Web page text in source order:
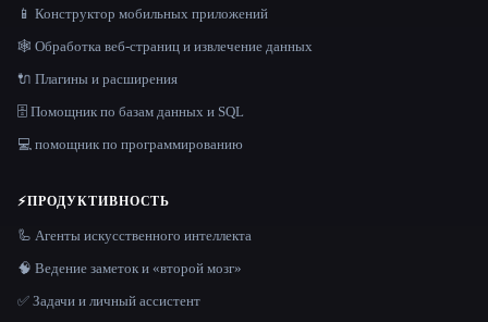
📱 Конструктор мобильных приложений
🕸️ Обработка веб-страниц и извлечение данных
🔌 Плагины и расширения
🗄️ Помощник по базам данных и SQL
💻 помощник по программированию
⚡ПРОДУКТИВНОСТЬ
🦾 Агенты искусственного интеллекта
🧠 Ведение заметок и «второй мозг»
✅ Задачи и личный ассистент